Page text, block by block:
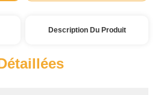
Description Du Produit